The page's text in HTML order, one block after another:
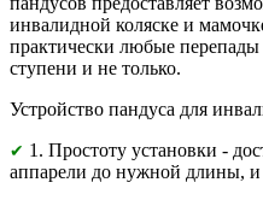
инвалидной коляске и
практически любые
ступени и не только.
Устройство пандуса для
✔ 1. Простоту установки -
аппарели до нужной длины, и